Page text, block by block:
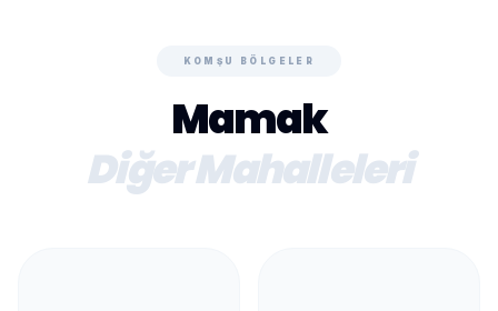
KOMŞU BÖLGELER
Mamak
Diğer Mahalleleri